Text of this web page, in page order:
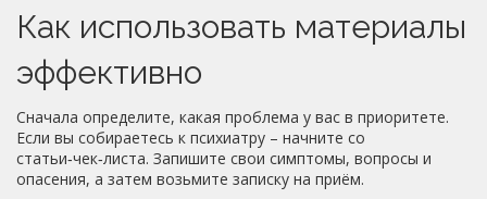
Как использовать материалы
эффективно
Сначала определите, какая проблема у вас в приоритете.
Если вы собираетесь к психиатру – начните со
статьи‑чек‑листа. Запишите свои симптомы, вопросы и
опасения, а затем возьмите записку на приём.